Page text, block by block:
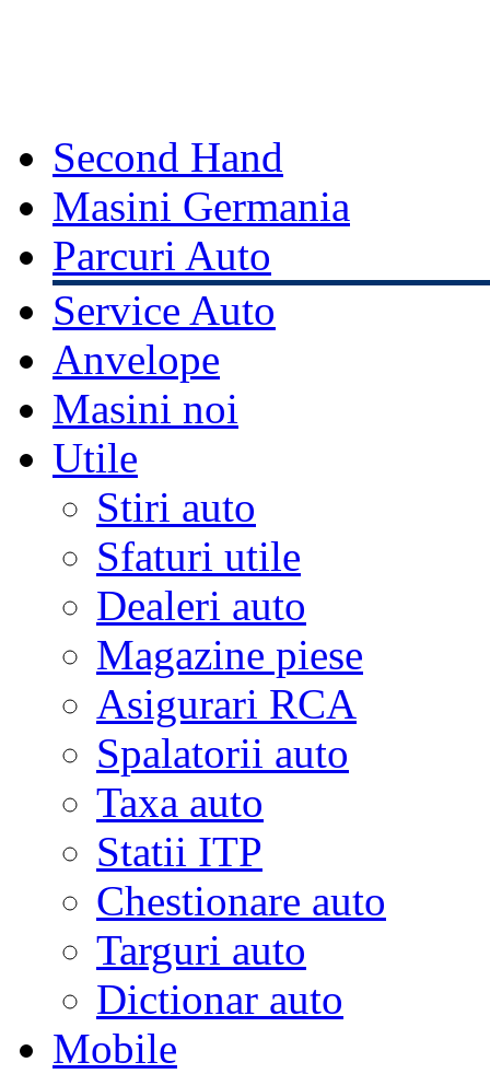
Second Hand
Masini Germania
Parcuri Auto
Service Auto
Anvelope
Masini noi
Utile
Stiri auto
Sfaturi utile
Dealeri auto
Magazine piese
Asigurari RCA
Spalatorii auto
Taxa auto
Statii ITP
Chestionare auto
Targuri auto
Dictionar auto
Mobile